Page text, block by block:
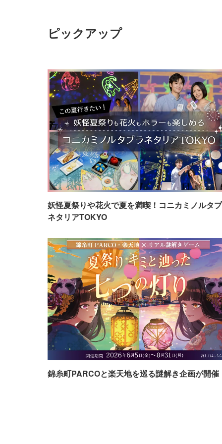
ピックアップ
妖怪夏祭りや花火で夏を満喫！コニカミノルタ
ネタリアTOKYO
錦糸町PARCOと楽天地を巡る謎解き企画が開催